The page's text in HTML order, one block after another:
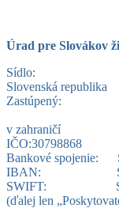
Úrad pre Slovákov
Sídlo:
Slovenská republika
Zastúpený:
predseda
v zahraničí
IČO:30798868
Bankové spojenie:
IBAN: SK 13
SWIFT:
(ďalej len